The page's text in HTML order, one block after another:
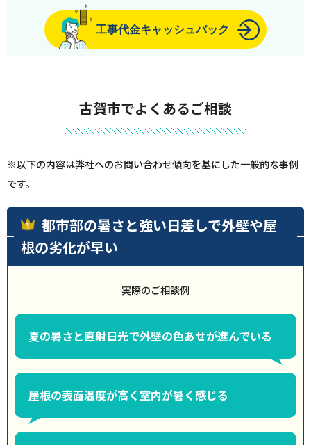
工事代金キャッシュバック
古賀市でよくあるご相談
※以下の内容は弊社へのお問い合わせ傾向を基にした一般的な事例
です。
都市部の暑さと強い日差しで外壁や屋
根の劣化が早い
実際のご相談例
夏の暑さと直射日光で外壁の色あせが進んでいる
屋根の表面温度が高く室内が暑く感じる